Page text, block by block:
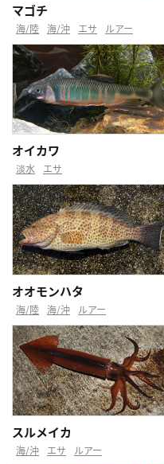
マゴチ
海/陸 海/沖 エサ ルアー
オイカワ
淡水 エサ
オオモンハタ
海/陸 海/沖 ルアー
スルメイカ
海/沖 エサ ルアー